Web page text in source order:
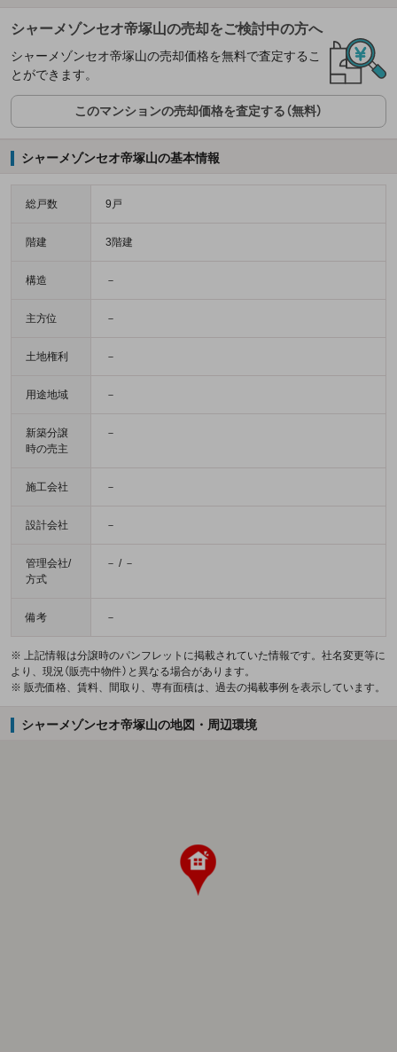
シャーメゾンセオ帝塚山の売却をご検討中の方へ
シャーメゾンセオ帝塚山の売却価格を無料で査定するこ
とができます。
このマンションの売却価格を査定する（無料）
シャーメゾンセオ帝塚山の基本情報
総戸数 9戸
階建 3階建
構造 －
主方位 －
土地権利 －
用途地域 －
新築分譲
時の売主
－
施工会社 －
設計会社 －
管理会社/
方式
－ / －
備考 －
※ 上記情報は分譲時のパンフレットに掲載されていた情報です。社名変更等に
より、現況（販売中物件）と異なる場合があります。
※ 販売価格、賃料、間取り、専有面積は、過去の掲載事例を表示しています。
シャーメゾンセオ帝塚山の地図・周辺環境